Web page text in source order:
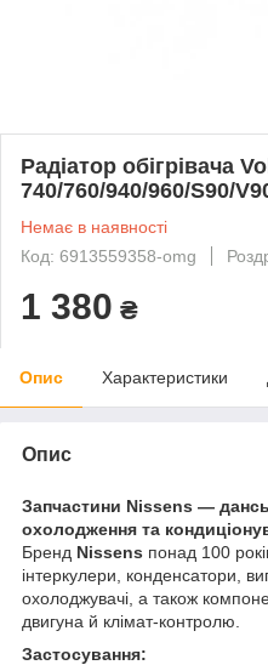
Радіатор обігрівача
740/760/940/960/S90/
Немає в наявності
Код: 6913559358-omg
1 380 ₴
Опис Характеристики
Опис
Запчастини Nissens —
охолодження та
Бренд Nissens понад 100
інтеркулери, конденсатори,
охолоджувачі, а також
двигуна й клімат-контролю.
Застосування: